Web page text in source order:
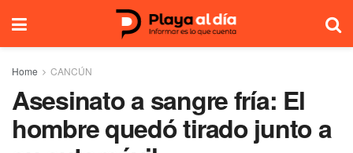
Home CANCÚN
Asesinato a sangre fría: El
hombre quedó tirado junto a